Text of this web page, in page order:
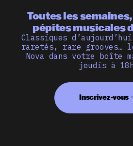
Toutes les
pépites musicales
Classiques
raretés, rare grooves…
Nova dans votre boîte
jeudis à
Inscrivez-vous